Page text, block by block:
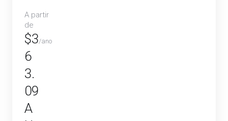
A partir
de
$3
6
3.
09
A
/ano